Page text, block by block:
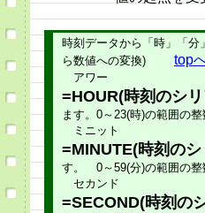
時刻データから「時」「分
ら数値への変換)
top
アワー
=HOUR(時刻のシ
ます。0～23(時)の範囲の整
ミニット
=MINUTE(時刻の
す。 0～59(分)の範囲の整
セカンド
=SECOND(時刻の